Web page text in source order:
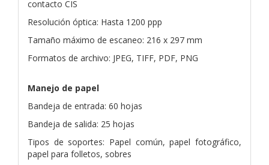
contacto CIS
Resolución óptica: Hasta 1200 ppp
Tamaño máximo de escaneo: 216 x 297 mm
Formatos de archivo: JPEG, TIFF, PDF, PNG
Manejo de papel
Bandeja de entrada: 60 hojas
Bandeja de salida: 25 hojas
Tipos de soportes: Papel común, papel fotográfico,
papel para folletos, sobres